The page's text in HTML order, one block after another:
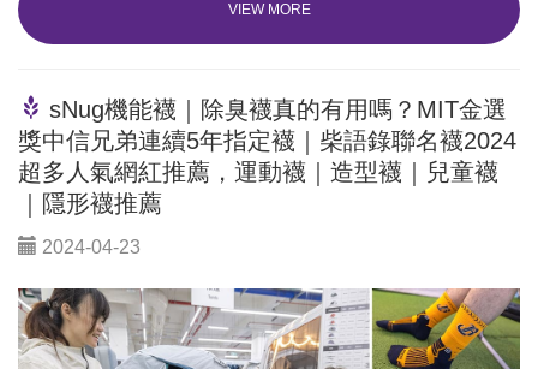
VIEW MORE
sNug機能襪｜除臭襪真的有用嗎？MIT金選
獎中信兄弟連續5年指定襪｜柴語錄聯名襪2024
超多人氣網紅推薦，運動襪｜造型襪｜兒童襪
｜隱形襪推薦
2024-04-23